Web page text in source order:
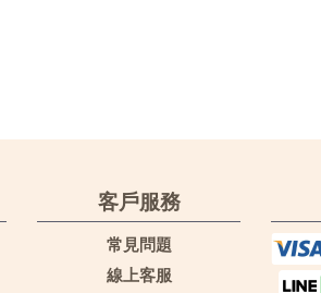
客戶服務
常見問題
線上客服